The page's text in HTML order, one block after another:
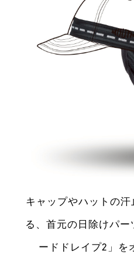
キャップやハットの
る、首元の日除けパ
ードドレイプ2」を